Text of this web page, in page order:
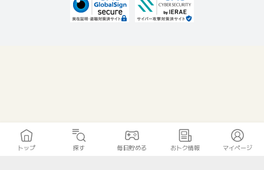
トップ 探す 毎日貯める おトク情報 マイページ